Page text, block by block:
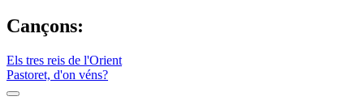
Cançons:
Els tres reis de l'Orient
Pastoret, d'on véns?